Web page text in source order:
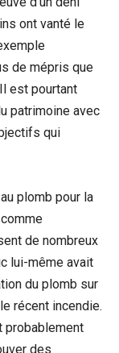
ont vanté le
de mépris que
est pourtant
patrimoine avec
qui
plomb pour la
de nombreux
lui-même avait
du plomb sur
récent incendie.
probablement
des